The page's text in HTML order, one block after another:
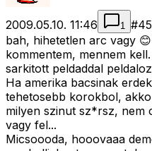
2009.05.10. 11:46 1 #45
bah, hihetetlen arc vagy
kommentem, mennem
sarkitott peldaddal
Ha amerika bacsinak
tehetosebb korokbol,
milyen szinut sz*rsz, nem
vagy fel...
Micsoooda, hooovaaa